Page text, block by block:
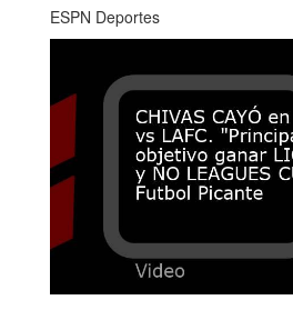
ESPN Deportes